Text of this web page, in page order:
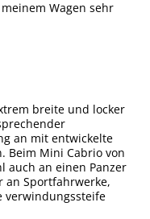
Wagen sehr
breite und locker
an mit entwickelte
Beim Mini Cabrio von
auch an einen Panzer
an Sportfahrwerke,
verwindungssteife